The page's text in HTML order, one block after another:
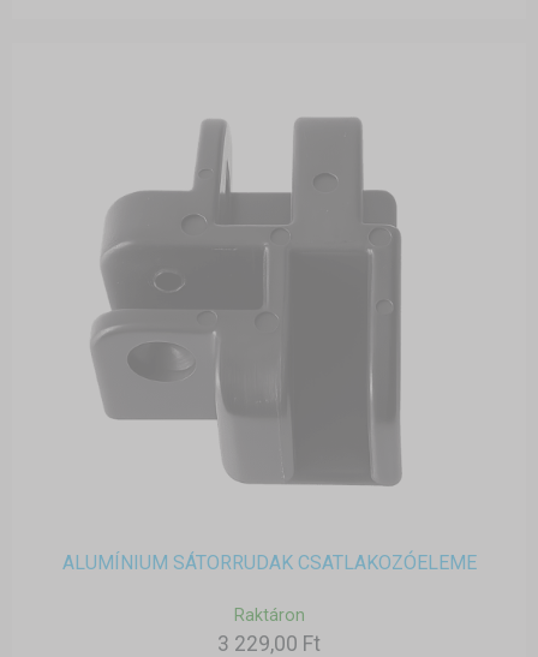
ALUMÍNIUM SÁTORRUDAK CSATLAKOZÓELEME
Raktáron
3 229,00 Ft